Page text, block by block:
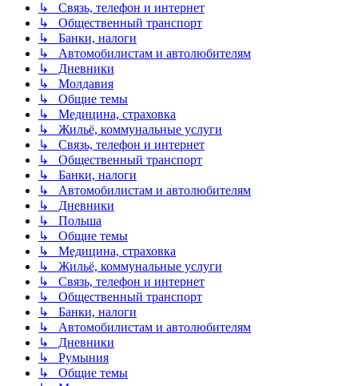
↳ Связь, телефон и интернет
↳ Общественный транспорт
↳ Банки, налоги
↳ Автомобилистам и автолюбителям
↳ Дневники
↳ Молдавия
↳ Общие темы
↳ Медицина, страховка
↳ Жильё, коммунальные услуги
↳ Связь, телефон и интернет
↳ Общественный транспорт
↳ Банки, налоги
↳ Автомобилистам и автолюбителям
↳ Дневники
↳ Польша
↳ Общие темы
↳ Медицина, страховка
↳ Жильё, коммунальные услуги
↳ Связь, телефон и интернет
↳ Общественный транспорт
↳ Банки, налоги
↳ Автомобилистам и автолюбителям
↳ Дневники
↳ Румыния
↳ Общие темы